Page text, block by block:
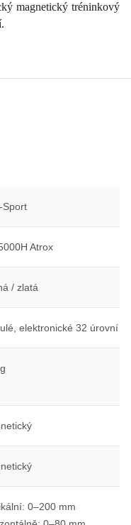
magnetický tréninkový
Sport
Atrox
/ zlatá
elektronické 32 úrovní
0–200 mm